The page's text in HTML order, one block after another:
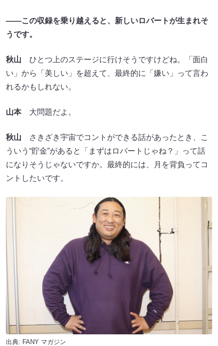
――この収録を乗り越えると、新しいロバートが生まれそ
うです。
秋山 ひとつ上のステージに行けそうですけどね。「面白
い」から「美しい」を超えて、最終的に「嫌い」って言わ
れるかもしれない。
山本大問題だよ。
秋山 さきざき宇宙でコントができる話があったとき、こ
ういう“貯金”があると「まずはロバートじゃね？」って話
になりそうじゃないですか。最終的には、月を背負ってコ
ントしたいです。
出典: FANY マガジン